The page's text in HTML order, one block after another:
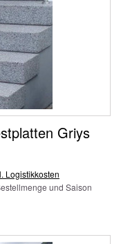
Griys
Logistikkosten
und Saison